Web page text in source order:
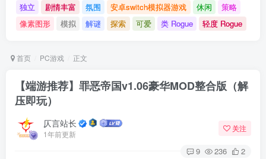
独立
剧情丰富 氛围 安卓switch模拟器游戏 休闲
策略
像素图形
模拟 解谜 探索 可爱 类 Rogue 轻度 Rogue
首页 PC游戏 正文
【端游推荐】罪恶帝国v1.06豪华MOD整合版（解
压即玩）
仄言站长
1年前更新
关注
9 236 2